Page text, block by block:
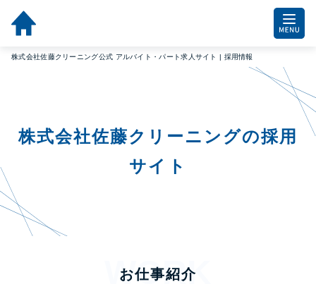
株式会社佐藤クリーニング公式 アルバイト・パート求人サイト | 採用情報
株式会社佐藤クリーニングの採用
サイト
お仕事紹介